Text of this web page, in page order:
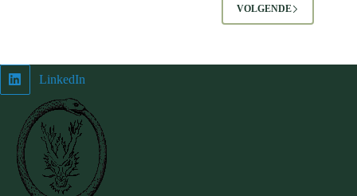
VOLGENDE
LinkedIn